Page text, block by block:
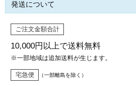
発送について
ご注文金額合計
10,000円以上で送料無料
※一部地域は追加送料が生じます。
宅急便 （一部離島を除く）